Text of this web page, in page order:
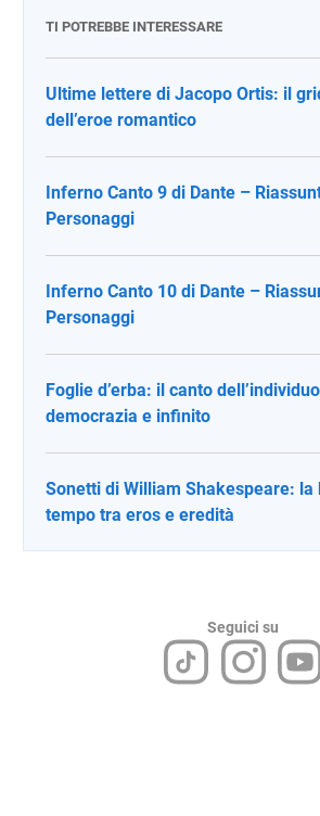
TI POTREBBE INTERESSARE
Ultime lettere di Jacopo Ortis: il
dell’eroe romantico
Inferno Canto 9 di Dante –
Personaggi
Inferno Canto 10 di Dante –
Personaggi
Foglie d’erba: il canto
democrazia e infinito
Sonetti di William Shakespeare:
tempo tra eros e eredità
Seguici su